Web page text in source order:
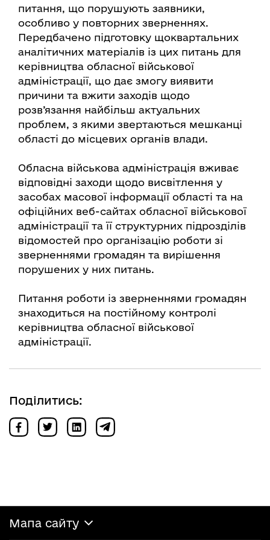
питання, що порушують заявники,
особливо у повторних зверненнях.
Передбачено підготовку щоквартальних
аналітичних матеріалів із цих питань для
керівництва обласної військової
адміністрації, що дає змогу виявити
причини та вжити заходів щодо
розв’язання найбільш актуальних
проблем, з якими звертаються мешканці
області до місцевих органів влади.
Обласна військова адміністрація вживає
відповідні заходи щодо висвітлення у
засобах масової інформації області та на
офіційних веб-сайтах обласної військової
адміністрації та її структурних підрозділів
відомостей про організацію роботи зі
зверненнями громадян та вирішення
порушених у них питань.
Питання роботи із зверненнями громадян
знаходиться на постійному контролі
керівництва обласної військової
адміністрації.
Поділитись:
Мапа сайту